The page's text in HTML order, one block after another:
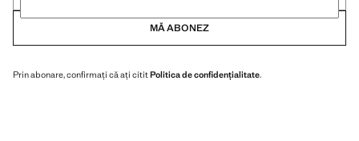
MĂ ABONEZ
Prin abonare, confirmați că ați cititPolitica de confidențialitate.